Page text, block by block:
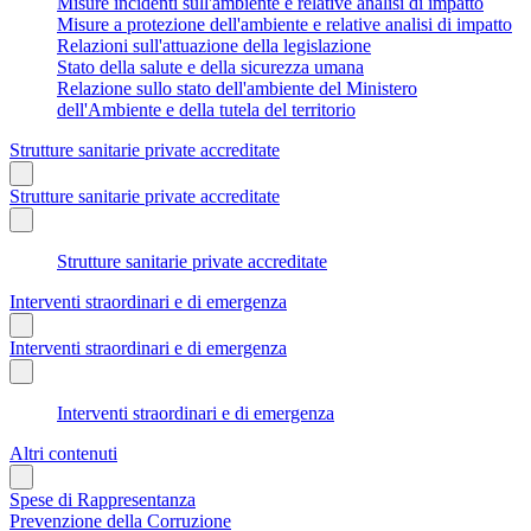
Misure a protezione dell'ambiente e relative analisi di impatto
Relazioni sull'attuazione della legislazione
Stato della salute e della sicurezza umana
Relazione sullo stato dell'ambiente del Ministero
dell'Ambiente e della tutela del territorio
Strutture sanitarie private accreditate
Strutture sanitarie private accreditate
Strutture sanitarie private accreditate
Interventi straordinari e di emergenza
Interventi straordinari e di emergenza
Interventi straordinari e di emergenza
Altri contenuti
Spese di Rappresentanza
Prevenzione della Corruzione